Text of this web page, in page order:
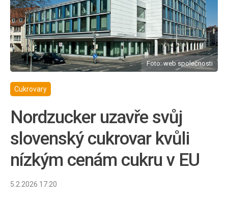
Foto: web společnosti
Cukrovary
Nordzucker uzavře svůj
slovenský cukrovar kvůli
nízkým cenám cukru v EU
5.2.2026 17:20